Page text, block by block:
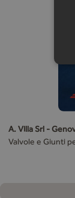
A. Villa Srl -
Valvole e Giunti